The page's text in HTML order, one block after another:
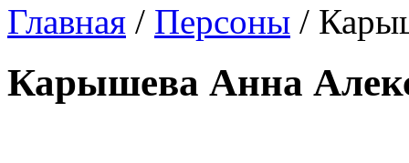
Главная / Персоны /
Карышева Анна